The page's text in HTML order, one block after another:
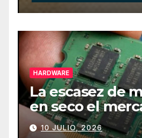
HARDWARE
La escasez de
en seco el
de PCs
10 JULIO, 2026